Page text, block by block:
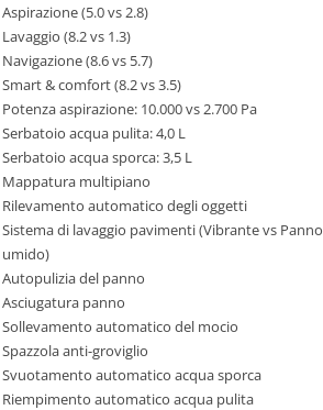
Aspirazione (5.0 vs 2.8)
Lavaggio (8.2 vs 1.3)
Navigazione (8.6 vs 5.7)
Smart & comfort (8.2 vs 3.5)
Potenza aspirazione: 10.000 vs 2.700 Pa
Serbatoio acqua pulita: 4,0 L
Serbatoio acqua sporca: 3,5 L
Mappatura multipiano
Rilevamento automatico degli oggetti
Sistema di lavaggio pavimenti (Vibrante vs Panno
umido)
Autopulizia del panno
Asciugatura panno
Sollevamento automatico del mocio
Spazzola anti-groviglio
Svuotamento automatico acqua sporca
Riempimento automatico acqua pulita